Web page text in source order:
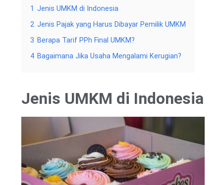
1 Jenis UMKM di Indonesia
2 Jenis Pajak yang Harus Dibayar Pemilik UMKM
3 Berapa Tarif PPh Final UMKM?
4 Bagaimana Jika Usaha Mengalami Kerugian?
Jenis UMKM di Indonesia